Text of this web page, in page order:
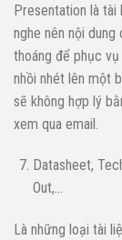
Presentation là
nghe nên nội
thoáng để phục
nhồi nhét lên một
sẽ không hợp lý
xem qua email.
Datasheet,
Out,…
Là những loại tài